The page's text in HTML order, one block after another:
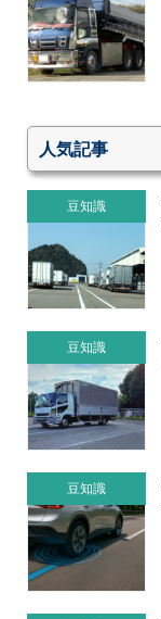
人気記事
豆知識
豆知識
豆知識